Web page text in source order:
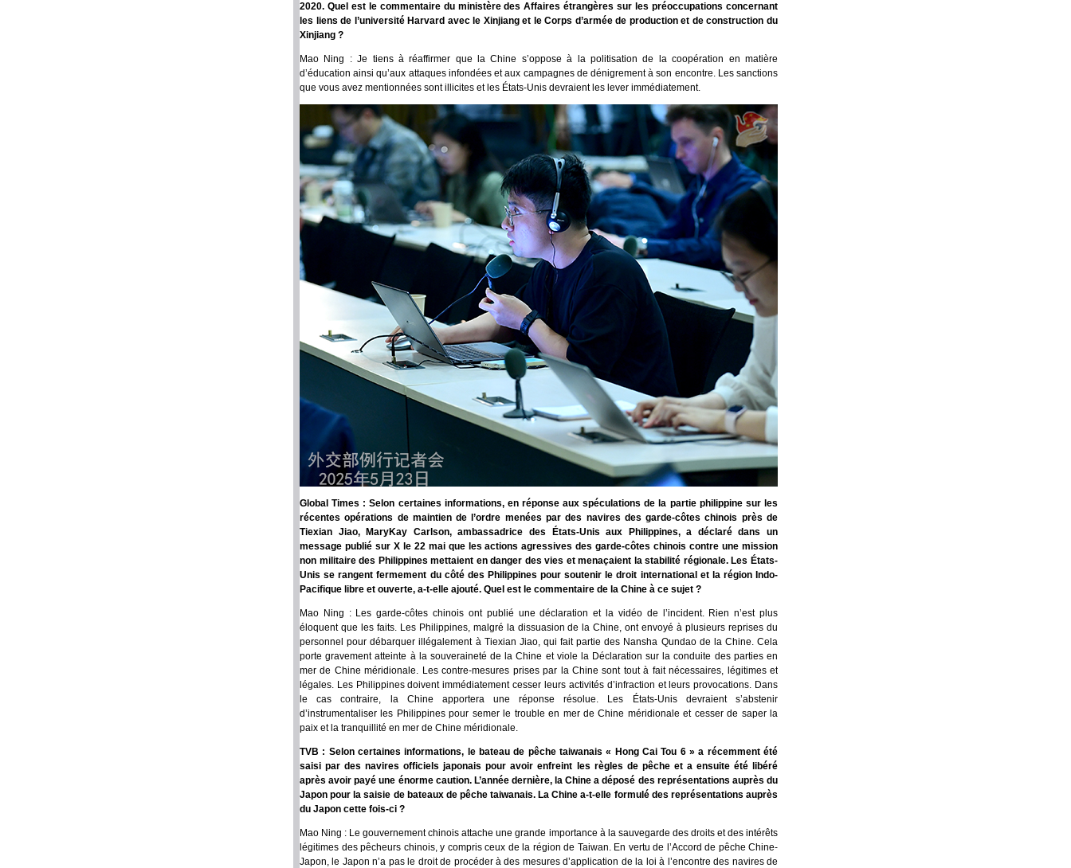
2020. Quel est le commentaire du ministère des Affaires étrangères sur les préoccupations concernant
les liens de l’université Harvard avec le Xinjiang et le Corps d’armée de production et de construction du
Xinjiang ?
Mao Ning : Je tiens à réaffirmer que la Chine s’oppose à la politisation de la coopération en matière
d’éducation ainsi qu’aux attaques infondées et aux campagnes de dénigrement à son encontre. Les sanctions
que vous avez mentionnées sont illicites et les États-Unis devraient les lever immédiatement.
Global Times : Selon certaines informations, en réponse aux spéculations de la partie philippine sur les
récentes opérations de maintien de l’ordre menées par des navires des garde-côtes chinois près de
Tiexian Jiao, MaryKay Carlson, ambassadrice des États-Unis aux Philippines, a déclaré dans un
message publié sur X le 22 mai que les actions agressives des garde-côtes chinois contre une mission
non militaire des Philippines mettaient en danger des vies et menaçaient la stabilité régionale. Les États-
Unis se rangent fermement du côté des Philippines pour soutenir le droit international et la région Indo-
Pacifique libre et ouverte, a-t-elle ajouté. Quel est le commentaire de la Chine à ce sujet ?
Mao Ning : Les garde-côtes chinois ont publié une déclaration et la vidéo de l’incident. Rien n’est plus
éloquent que les faits. Les Philippines, malgré la dissuasion de la Chine, ont envoyé à plusieurs reprises du
personnel pour débarquer illégalement à Tiexian Jiao, qui fait partie des Nansha Qundao de la Chine. Cela
porte gravement atteinte à la souveraineté de la Chine et viole la Déclaration sur la conduite des parties en
mer de Chine méridionale. Les contre-mesures prises par la Chine sont tout à fait nécessaires, légitimes et
légales. Les Philippines doivent immédiatement cesser leurs activités d’infraction et leurs provocations. Dans
le cas contraire, la Chine apportera une réponse résolue. Les États-Unis devraient s’abstenir
d’instrumentaliser les Philippines pour semer le trouble en mer de Chine méridionale et cesser de saper la
paix et la tranquillité en mer de Chine méridionale.
TVB : Selon certaines informations, le bateau de pêche taiwanais « Hong Cai Tou 6 » a récemment été
saisi par des navires officiels japonais pour avoir enfreint les règles de pêche et a ensuite été libéré
après avoir payé une énorme caution. L’année dernière, la Chine a déposé des représentations auprès du
Japon pour la saisie de bateaux de pêche taiwanais. La Chine a-t-elle formulé des représentations auprès
du Japon cette fois-ci ?
Mao Ning : Le gouvernement chinois attache une grande importance à la sauvegarde des droits et des intérêts
légitimes des pêcheurs chinois, y compris ceux de la région de Taiwan. En vertu de l’Accord de pêche Chine-
Japon, le Japon n’a pas le droit de procéder à des mesures d’application de la loi à l’encontre des navires de